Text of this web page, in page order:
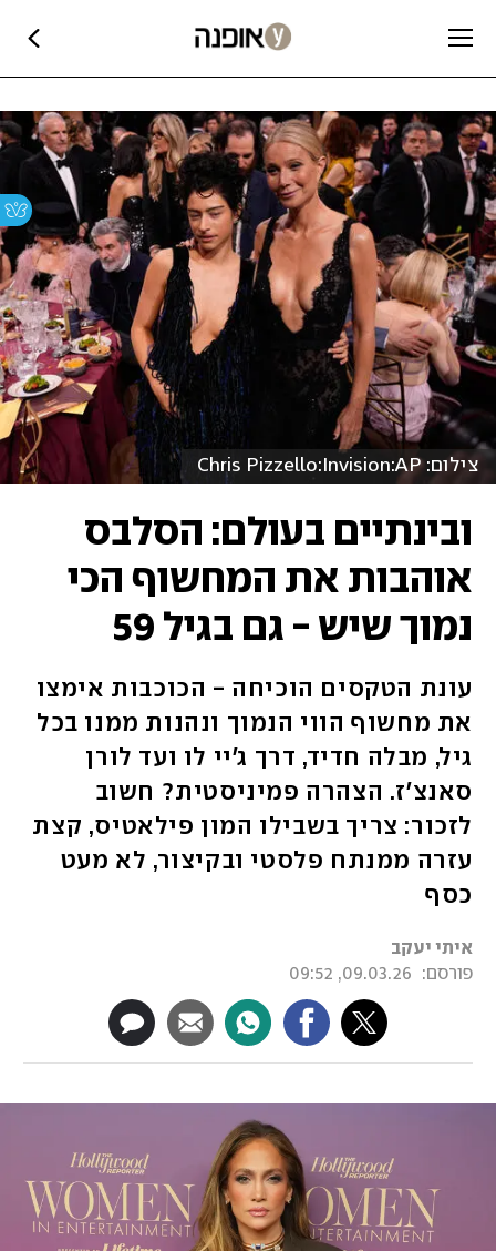
צילום: Chris Pizzello:Invision:AP
ובינתיים בעולם: הסלבס
אוהבות את המחשוף הכי
נמוך שיש - גם בגיל 59
עונת הטקסים הוכיחה - הכוכבות אימצו
את מחשוף הווי הנמוך ונהנות ממנו בכל
גיל, מבלה חדיד, דרך ג'יי לו ועד לורן
סאנצ'ז. הצהרה פמיניסטית? חשוב
לזכור: צריך בשבילו המון פילאטיס, קצת
עזרה ממנתח פלסטי ובקיצור, לא מעט
כסף
איתי יעקב
פורסם:
09.03.26, 09:52